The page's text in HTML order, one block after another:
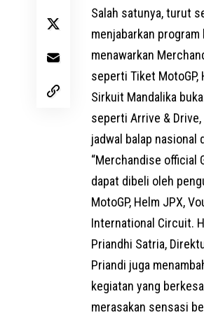
Salah satunya, turut
menjabarkan program
menawarkan
seperti Tiket MotoGP,
Sirkuit Mandalika
seperti Arrive &
jadwal balap nasional
“Merchandise official
dapat dibeli oleh
MotoGP, Helm JPX,
International Circuit.
Priandhi Satria,
Priandi juga
kegiatan yang
merasakan sensasi